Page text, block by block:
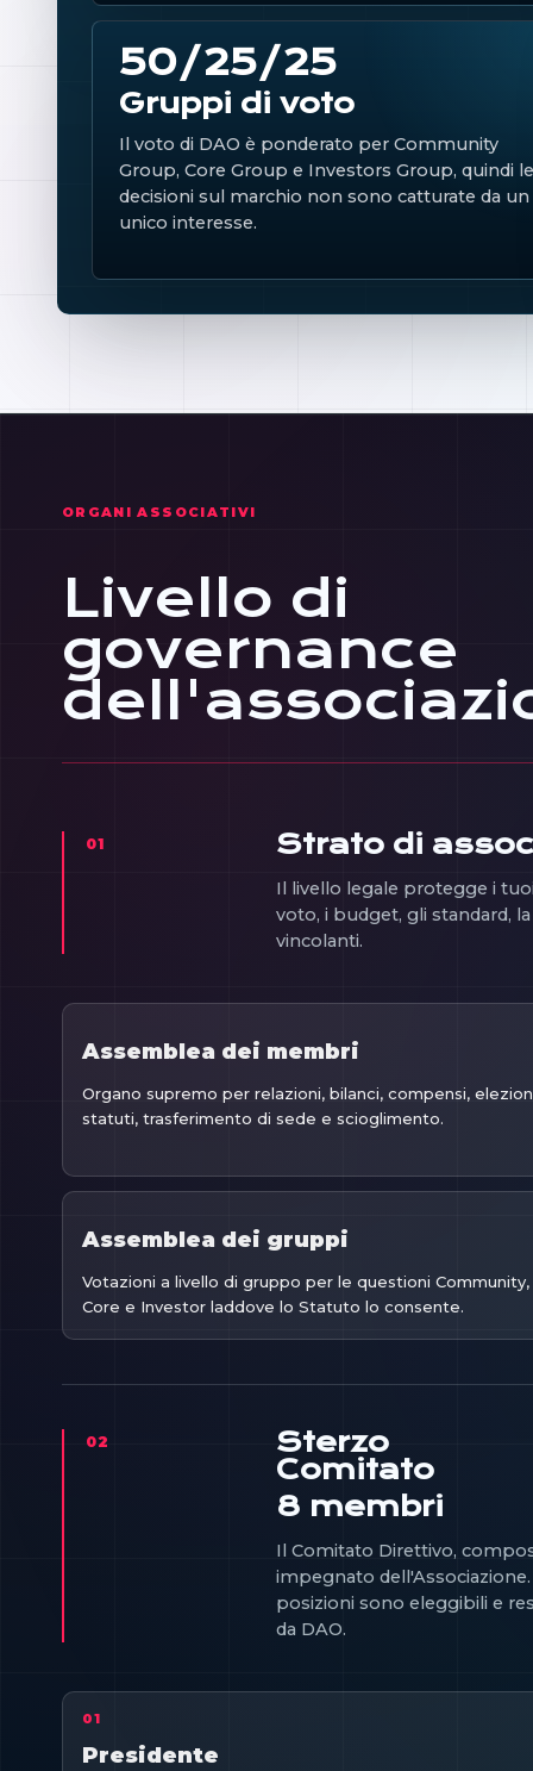
50/25/25
Gruppi di voto
Il voto di DAO è ponderato per Community
Group, Core Group e Investors Group, quindi le
decisioni sul marchio non sono catturate da un
unico interesse.
ORGANI ASSOCIATIVI
Livello di
governance
01 Strato di
Il livello legale protegge i
voto, i budget, gli standard,
vincolanti.
Assemblea dei membri
Organo supremo per relazioni, bilanci, compensi,
statuti, trasferimento di sede e scioglimento.
Assemblea dei gruppi
Votazioni a livello di gruppo per le questioni Community,
Core e Investor laddove lo Statuto lo consente.
02
Sterzo
Comitato
8 membri
Il Comitato Direttivo,
impegnato
posizioni sono eleggibili e
da DAO.
01
Presidente